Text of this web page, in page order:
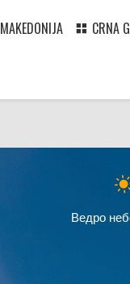
MAKEDONIJA CRNA
Ведро